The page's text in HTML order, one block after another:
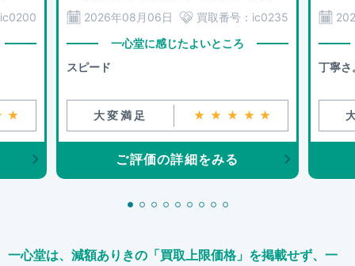
ic0200
2026年08月06日
買取番号： ic0235
一心堂に感じたよいところ
スピード
大変満足 ★★★★★
ご評価の詳細をみる
丁寧さ
一心堂は、減額ありきの「買取上限価格」を掲載せず、 一